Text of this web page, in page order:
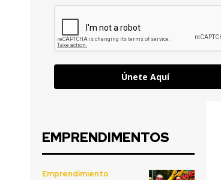
Únete Aquí
EMPRENDIMENTOS
Emprendimiento